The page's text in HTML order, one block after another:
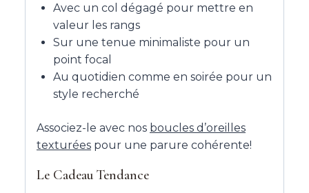
Avec un col dégagé pour mettre en
valeur les rangs
Sur une tenue minimaliste pour un
point focal
Au quotidien comme en soirée pour un
style recherché
Associez-le avec nos boucles d’oreilles
texturées pour une parure cohérente!
Le Cadeau Tendance